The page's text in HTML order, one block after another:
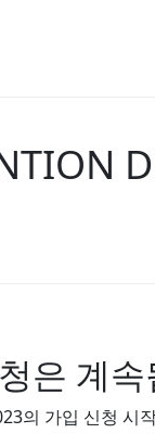
은 계
의 가입 신청 시